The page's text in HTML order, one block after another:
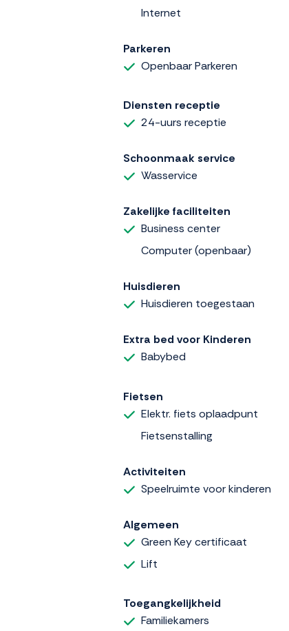
Internet
Parkeren
Openbaar Parkeren
Diensten receptie
24-uurs receptie
Schoonmaak service
Wasservice
Zakelijke faciliteiten
Business center
Computer (openbaar)
Huisdieren
Huisdieren toegestaan
Extra bed voor Kinderen
Babybed
Fietsen
Elektr. fiets oplaadpunt
Fietsenstalling
Activiteiten
Speelruimte voor kinderen
Algemeen
Green Key certificaat
Lift
Toegangkelijkheid
Familiekamers